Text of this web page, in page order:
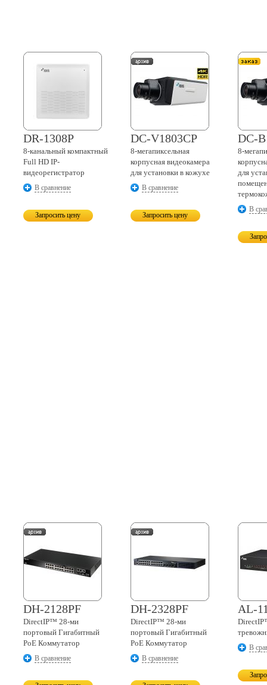
DR-1308P
8-канальный компактный
Full HD IP-
видеорегистратор
В сравнение
Запросить цену
DC-V1803CP
8-мегапиксельная
корпусная видеокамера
для установки в кожухе
В сравнение
Запросить цену
DC-
8-
для
В
DH-2128PF
DirectIP™ 28-ми
портовый Гигабитный
PoE Коммутатор
В сравнение
DH-2328PF
DirectIP™ 28-ми
портовый Гигабитный
PoE Коммутатор
В сравнение
AL-
В